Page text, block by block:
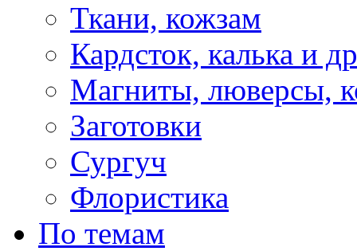
Ткани, кожзам
Кардсток, калька и
Магниты, люверсы,
Заготовки
Сургуч
Флористика
По темам